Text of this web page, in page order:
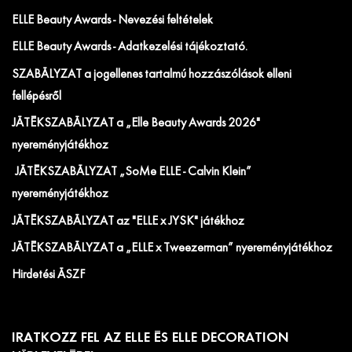
ELLE Beauty Awards - Nevezési feltételek
ELLE Beauty Awards - Adatkezelési tájékoztató.
SZABÁLYZAT a jogellenes tartalmú hozzászólások elleni
fellépésről
JÁTÉKSZABÁLYZAT a „Elle Beauty Awards 2026"
nyereményjátékhoz
JÁTÉKSZABÁLYZAT „SoMe ELLE - Calvin Klein”
nyereményjátékhoz
JÁTÉKSZABÁLYZAT az "ELLE x JYSK" játékhoz
JÁTÉKSZABÁLYZAT a „ELLE x Tweezerman” nyereményjátékhoz
Hirdetési ÁSZF
IRATKOZZ FEL AZ ELLE ÉS ELLE DECORATION